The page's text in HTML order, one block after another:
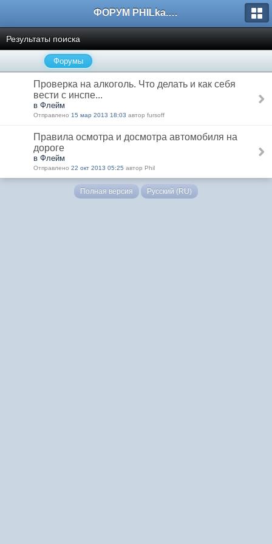
ФОРУМ PHILka.RU
Результаты поиска
Форумы
Проверка на алкоголь. Что делать и как себя
вести с инспе...
в Флейм
Отправлено 15 мар 2013 18:03 автор fursoff
Правила осмотра и досмотра автомобиля на
дороге
в Флейм
Отправлено 22 окт 2013 05:25 автор Phil
Полная версия Русский (RU)